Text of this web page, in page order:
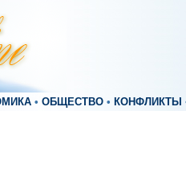
• ОБЩЕСТВО • КОНФЛИКТЫ